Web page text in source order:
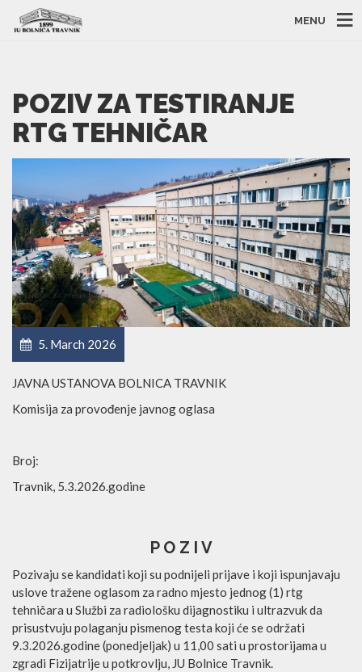
MENU
POZIV ZA TESTIRANJE
RTG TEHNIČAR
5. March 2026
JAVNA USTANOVA BOLNICA TRAVNIK
Komisija za provođenje javnog oglasa
Broj:
Travnik, 5.3.2026.godine
P O Z I V
Pozivaju se kandidati koji su podnijeli prijave i koji ispunjavaju
uslove tražene oglasom za radno mjesto jednog (1) rtg
tehničara u Službi za radiološku dijagnostiku i ultrazvuk da
prisustvuju polaganju pismenog testa koji će se održati
9.3.2026.godine (ponedjeljak) u 11,00 sati u prostorijama u
zgradi Fizijatrije u potkrovlju, JU Bolnice Travnik.